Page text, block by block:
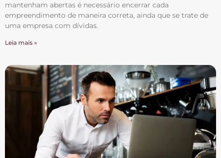
mantenham abertas é necessário encerrar cada
empreendimento de maneira correta, ainda que se trate de
uma empresa com dívidas.
Leia mais »